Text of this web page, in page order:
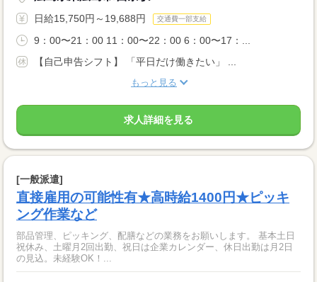
日給15,750円～19,688円 交通費一部支給
9：00〜21：00 11：00〜22：00 6：00〜17：...
【自己申告シフト】 「平日だけ働きたい」 ...
もっと見る
求人詳細を見る
[一般派遣]
直接雇用の可能性有★高時給1400円★ピッキ
ング作業など
部品管理、ピッキング、配膳などの業務をお願いします。 基本土日
祝休み、土曜月2回出勤、祝日は企業カレンダー、休日出勤は月2日
の見込。未経験OK！...